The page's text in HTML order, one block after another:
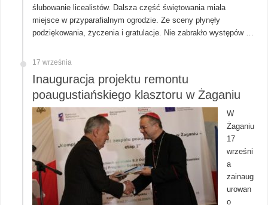
ślubowanie licealistów. Dalsza część świętowania miała
miejsce w przyparafialnym ogrodzie. Ze sceny płynęły
podziękowania, życzenia i gratulacje. Nie zabrakło występów …
17 września
Inauguracja projektu remontu
poaugustiańskiego klasztoru w Żaganiu
W
Żaganiu
17
wrześni
a
zainaug
urowan
o